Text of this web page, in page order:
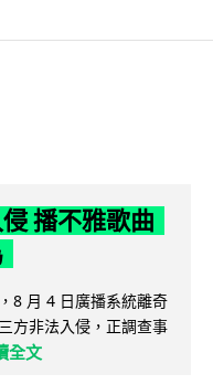
播不雅歌曲
8 月 4 日廣播系統離奇
方非法入侵，正調查事
全文